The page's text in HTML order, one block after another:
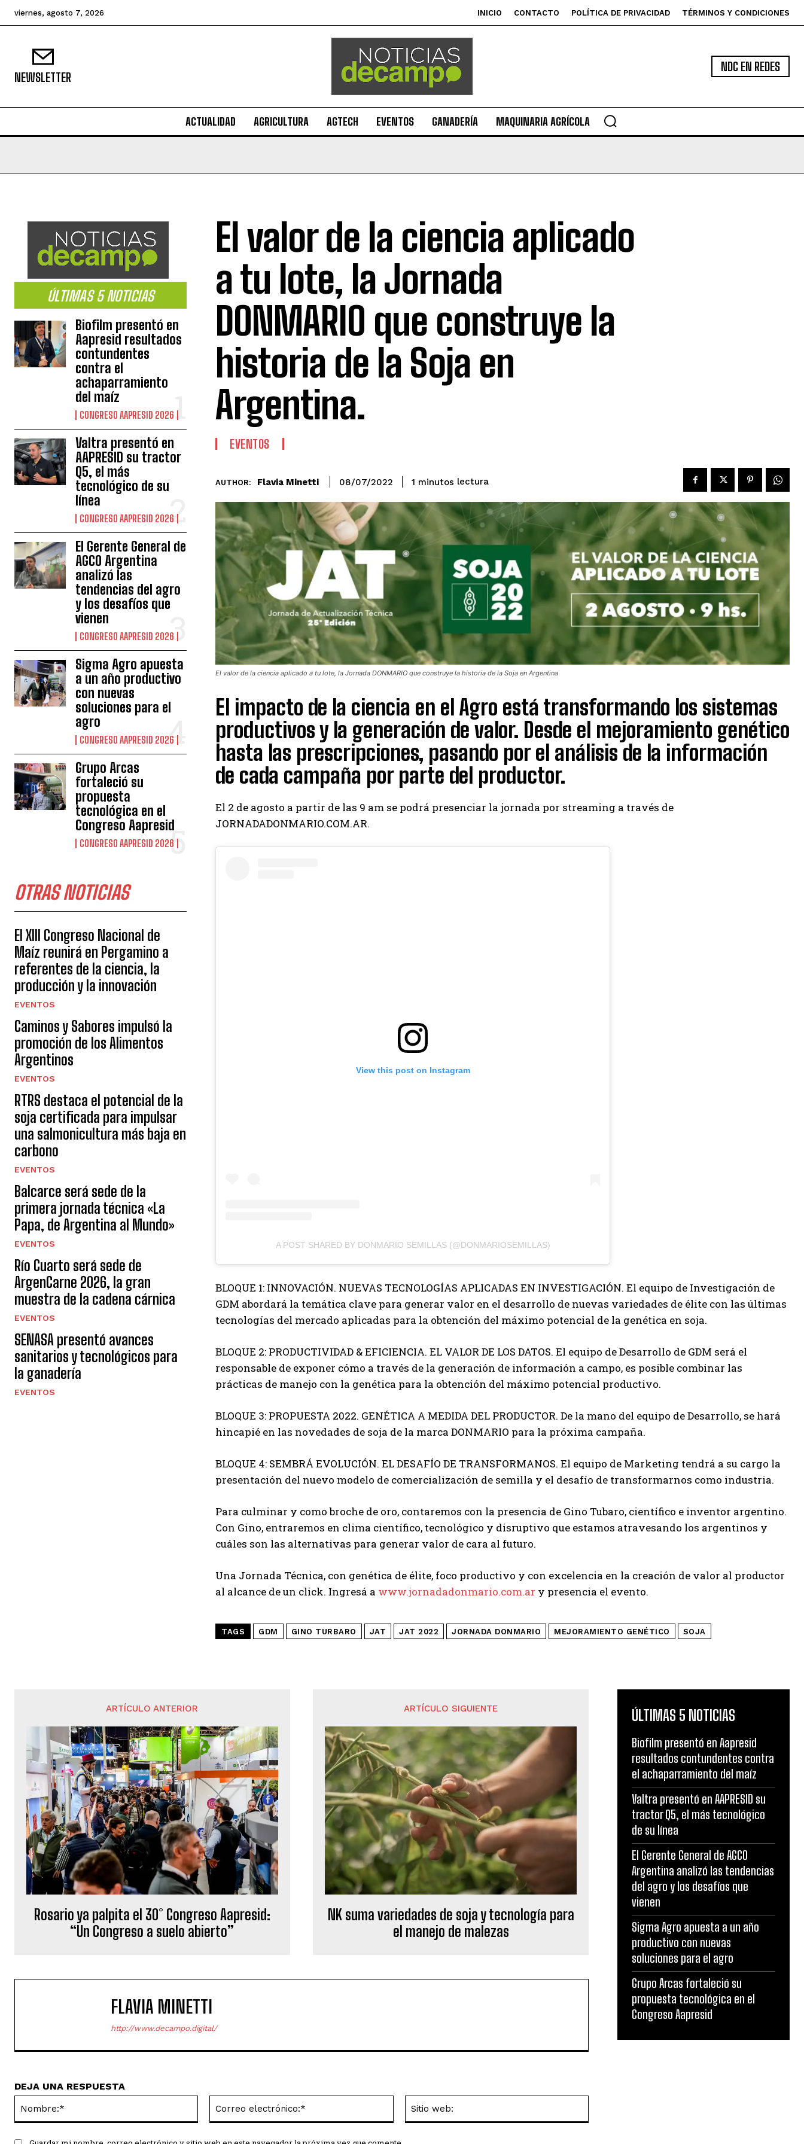
viernes, agosto 7, 2026 INICIO CONTACTO POLÍTICA DE PRIVACIDAD TÉRMINOS Y CONDICIONES
NEWSLETTER
NDC EN REDES
ACTUALIDAD AGRICULTURA AGTECH EVENTOS GANADERÍA MAQUINARIA AGRÍCOLA
ÚLTIMAS 5 NOTICIAS
Biofilm presentó en
Aapresid resultados
contundentes
contra el
achaparramiento
del maíz
CONGRESO AAPRESID 2026
Valtra presentó en
AAPRESID su tractor
Q5, el más
tecnológico de su
línea
CONGRESO AAPRESID 2026
El Gerente General de
AGCO Argentina
analizó las
tendencias del agro
y los desafíos que
vienen
CONGRESO AAPRESID 2026
Sigma Agro apuesta
a un año productivo
con nuevas
soluciones para el
agro
CONGRESO AAPRESID 2026
Grupo Arcas
fortaleció su
propuesta
tecnológica en el
Congreso Aapresid
CONGRESO AAPRESID 2026
OTRAS NOTICIAS
El XIII Congreso Nacional de
Maíz reunirá en Pergamino a
referentes de la ciencia, la
producción y la innovación
EVENTOS
Caminos y Sabores impulsó la
promoción de los Alimentos
Argentinos
EVENTOS
RTRS destaca el potencial de la
soja certificada para impulsar
una salmonicultura más baja en
carbono
EVENTOS
Balcarce será sede de la
primera jornada técnica «La
Papa, de Argentina al Mundo»
EVENTOS
Río Cuarto será sede de
ArgenCarne 2026, la gran
muestra de la cadena cárnica
EVENTOS
SENASA presentó avances
sanitarios y tecnológicos para
la ganadería
EVENTOS
El valor de la ciencia aplicado
a tu lote, la Jornada
DONMARIO que construye la
historia de la Soja en
Argentina.
EVENTOS
AUTHOR: Flavia Minetti 08/07/2022 1 minutos lectura
El valor de la ciencia aplicado a tu lote, la Jornada DONMARIO que construye la historia de la Soja en Argentina
El impacto de la ciencia en el Agro está transformando los sistemas
productivos y la generación de valor. Desde el mejoramiento genético
hasta las prescripciones, pasando por el análisis de la información
de cada campaña por parte del productor.
El 2 de agosto a partir de las 9 am se podrá presenciar la jornada por streaming a través de
JORNADADONMARIO.COM.AR.
View this post on Instagram
A POST SHARED BY DONMARIO SEMILLAS (@DONMARIOSEMILLAS)
BLOQUE 1: INNOVACIÓN. NUEVAS TECNOLOGÍAS APLICADAS EN INVESTIGACIÓN. El equipo de Investigación de
GDM abordará la temática clave para generar valor en el desarrollo de nuevas variedades de élite con las últimas
tecnologías del mercado aplicadas para la obtención del máximo potencial de la genética en soja.
BLOQUE 2: PRODUCTIVIDAD & EFICIENCIA. EL VALOR DE LOS DATOS. El equipo de Desarrollo de GDM será el
responsable de exponer cómo a través de la generación de información a campo, es posible combinar las
prácticas de manejo con la genética para la obtención del máximo potencial productivo.
BLOQUE 3: PROPUESTA 2022. GENÉTICA A MEDIDA DEL PRODUCTOR. De la mano del equipo de Desarrollo, se hará
hincapié en las novedades de soja de la marca DONMARIO para la próxima campaña.
BLOQUE 4: SEMBRÁ EVOLUCIÓN. EL DESAFÍO DE TRANSFORMANOS. El equipo de Marketing tendrá a su cargo la
presentación del nuevo modelo de comercialización de semilla y el desafío de transformarnos como industria.
Para culminar y como broche de oro, contaremos con la presencia de Gino Tubaro, científico e inventor argentino.
Con Gino, entraremos en clima científico, tecnológico y disruptivo que estamos atravesando los argentinos y
cuáles son las alternativas para generar valor de cara al futuro.
Una Jornada Técnica, con genética de élite, foco productivo y con excelencia en la creación de valor al productor
al alcance de un click. Ingresá a www.jornadadonmario.com.ar y presencia el evento.
TAGS GDM GINO TURBARO JAT JAT 2022 JORNADA DONMARIO MEJORAMIENTO GENÉTICO SOJA
ARTÍCULO ANTERIOR
Rosario ya palpita el 30° Congreso Aapresid:
“Un Congreso a suelo abierto”
ARTÍCULO SIGUIENTE
NK suma variedades de soja y tecnología para
el manejo de malezas
FLAVIA MINETTI
http://www.decampo.digital/
DEJA UNA RESPUESTA
electrónico:*
ÚLTIMAS 5 NOTICIAS
Biofilm presentó en Aapresid
resultados contundentes contra
el achaparramiento del maíz
Valtra presentó en AAPRESID su
tractor Q5, el más tecnológico
de su línea
El Gerente General de AGCO
Argentina analizó las tendencias
del agro y los desafíos que
vienen
Sigma Agro apuesta a un año
productivo con nuevas
soluciones para el agro
Grupo Arcas fortaleció su
propuesta tecnológica en el
Congreso Aapresid